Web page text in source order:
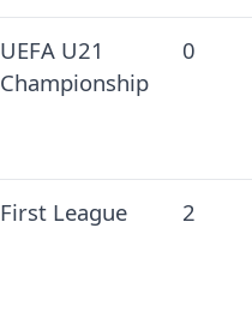
UEFA U21
Championship
0
First League 2